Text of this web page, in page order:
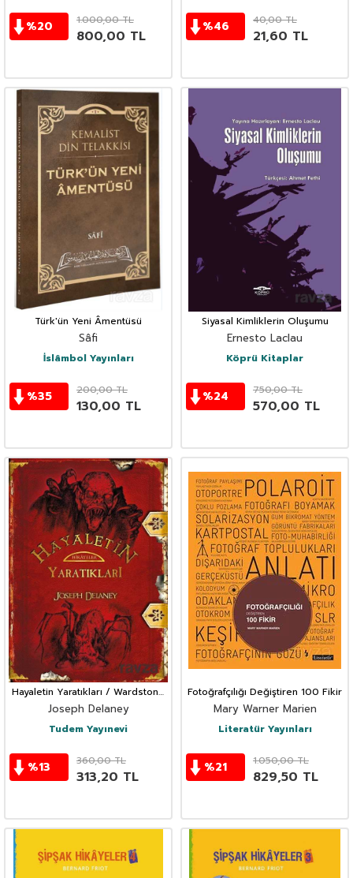
%20 1.000,00TL
800,00 TL
%46 40,00TL
21,60 TL
Türk'ün Yeni Âmentüsü
Sâfi
İslâmbol Yayınları
%35 200,00TL
130,00 TL
Siyasal Kimliklerin Oluşumu
Ernesto Laclau
Köprü Kitaplar
%24 750,00TL
570,00 TL
Hayaletin Yaratıkları / Wardstone
Günlükleri 15. Kitap
Joseph Delaney
Tudem Yayınevi
%13 360,00TL
313,20 TL
Fotoğrafçılığı Değiştiren 100 Fikir
Mary Warner Marien
Literatür Yayınları
%21 1.050,00TL
829,50 TL